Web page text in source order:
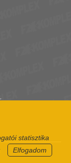
statisztika
Elfogadom